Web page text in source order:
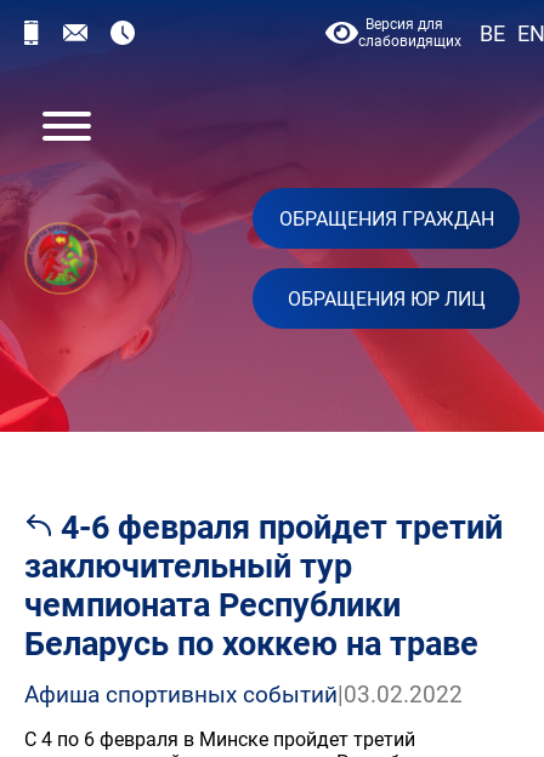
Версия для
слабовидящих
BE EN
ОБРАЩЕНИЯ ГРАЖДАН
ОБРАЩЕНИЯ ЮР ЛИЦ
4-6 февраля пройдет третий
заключительный тур
чемпионата Республики
Беларусь по хоккею на траве
Афиша спортивных событий|03.02.2022
С 4 по 6 февраля в Минске пройдет третий